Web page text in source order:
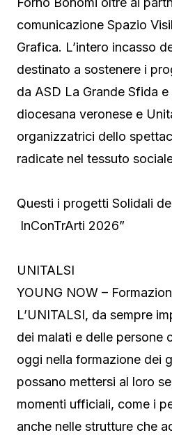
comunicazione Spazio
Grafica. L’intero incasso
destinato a sostenere i
da ASD La Grande Sfida
diocesana veronese e
organizzatrici dello
radicate nel tessuto
Questi i progetti Solidali
InConTrArti 2026”
UNITALSI
YOUNG NOW –
L’UNITALSI, da sempre
dei malati e delle persone
oggi nella formazione dei
possano mettersi al loro
momenti ufficiali, come i
anche nelle strutture che